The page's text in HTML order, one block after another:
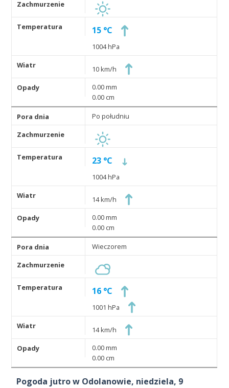
15 °C
1004 hPa
10 km/h
0.00 mm
0.00 cm
Po południu
23 °C
1004 hPa
14 km/h
0.00 mm
0.00 cm
Wieczorem
16 °C
1001 hPa
14 km/h
0.00 mm
0.00 cm
Pogoda jutro w Odolanowie, niedziela, 9